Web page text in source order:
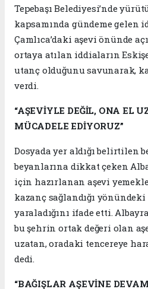
Tepebaşı Belediyesi’nde
kapsamında gündeme
Çamlıca’daki aşevi önünde
ortaya atılan iddiaların
utanç olduğunu savunarak,
verdi.
“AŞEVİYLE DEĞİL, ONA EL
MÜCADELE EDİYORUZ”
Dosyada yer aldığı belirtilen
beyanlarına dikkat çeken
için hazırlanan aşevi
kazanç sağlandığı
yaraladığını ifade etti.
bu şehrin ortak değeri olan
uzatan, oradaki tencereye
dedi.
“BAĞIŞLAR AŞEVİNE